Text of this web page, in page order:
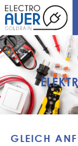
GLEICH